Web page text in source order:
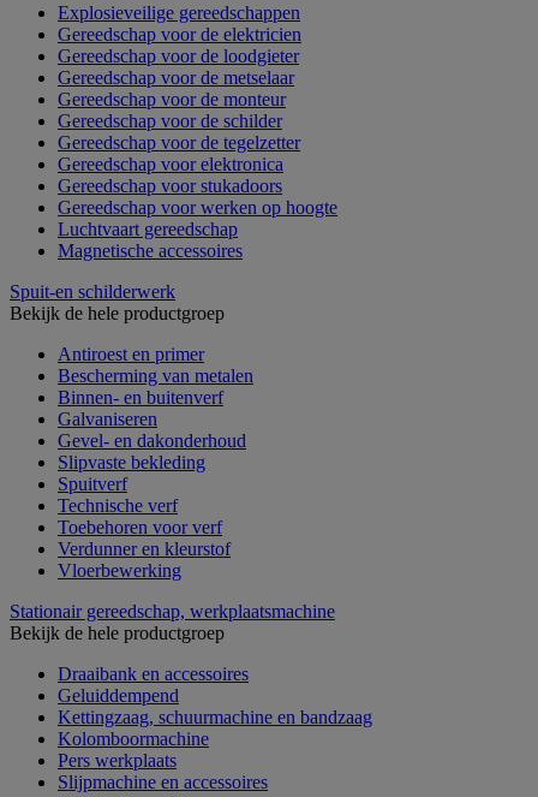
Explosieveilige gereedschappen
Gereedschap voor de elektricien
Gereedschap voor de loodgieter
Gereedschap voor de metselaar
Gereedschap voor de monteur
Gereedschap voor de schilder
Gereedschap voor de tegelzetter
Gereedschap voor elektronica
Gereedschap voor stukadoors
Gereedschap voor werken op hoogte
Luchtvaart gereedschap
Magnetische accessoires
Spuit-en schilderwerk
Bekijk de hele productgroep
Antiroest en primer
Bescherming van metalen
Binnen- en buitenverf
Galvaniseren
Gevel- en dakonderhoud
Slipvaste bekleding
Spuitverf
Technische verf
Toebehoren voor verf
Verdunner en kleurstof
Vloerbewerking
Stationair gereedschap, werkplaatsmachine
Bekijk de hele productgroep
Draaibank en accessoires
Geluiddempend
Kettingzaag, schuurmachine en bandzaag
Kolomboormachine
Pers werkplaats
Slijpmachine en accessoires